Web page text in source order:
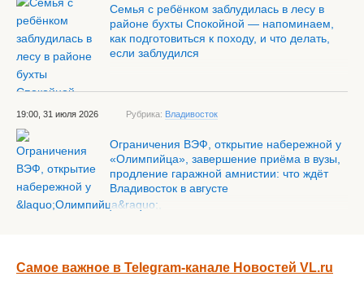
Семья с ребёнком заблудилась в лесу в
районе бухты Спокойной — напоминаем,
как подготовиться к походу, и что делать,
если заблудился
19:00, 31 июля 2026 Рубрика: Владивосток
Ограничения ВЭФ, открытие набережной у
«Олимпийца», завершение приёма в вузы,
продление гаражной амнистии: что ждёт
Владивосток в августе
Самое важное в Telegram-канале Новостей VL.ru